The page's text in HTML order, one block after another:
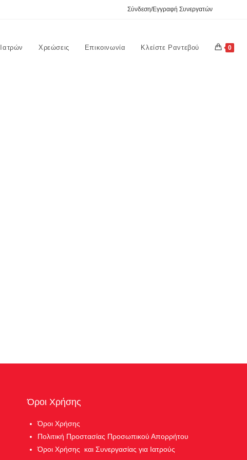
Σύνδεση/Εγγραφή Συνεργατών
Χρεώσεις Επικοινωνία Κλείστε Ραντεβού 0
Όροι Χρήσης
Όροι Χρήσης
Πολιτική Προστασίας Προσωπικού Απορρήτου
Όροι Χρήσης και Συνεργασίας για Ιατρούς